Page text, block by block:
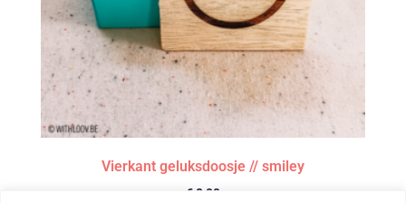
Vierkant geluksdoosje // smiley
€ 8,00